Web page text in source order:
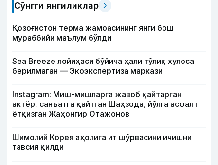
Сўнгги янгиликлар
Қозоғистон терма жамоасининг янги бош
мураббийи маълум бўлди
Sea Breeze лойиҳаси бўйича ҳали тўлиқ хулоса
берилмаган — Экоэкспертиза маркази
Instagram: Миш-мишларга жавоб қайтарган
актёр, санъатга қайтган Шаҳзода, йўлга асфалт
ётқизган Жаҳонгир Отажонов
Шимолий Корея аҳолига ит шўрвасини ичишни
тавсия қилди